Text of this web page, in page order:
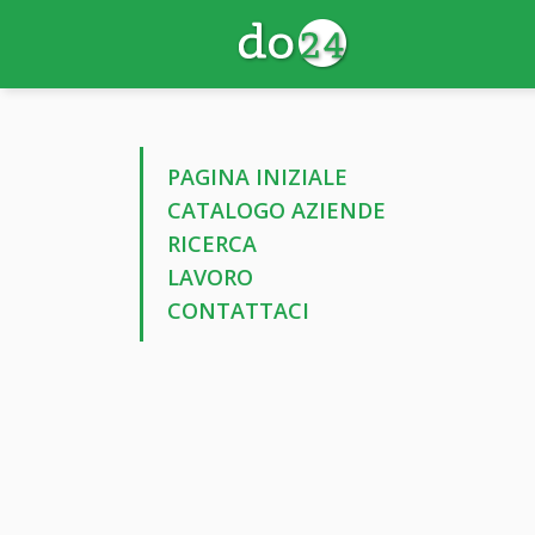
PAGINA INIZIALE
CATALOGO AZIENDE
RICERCA
LAVORO
CONTATTACI